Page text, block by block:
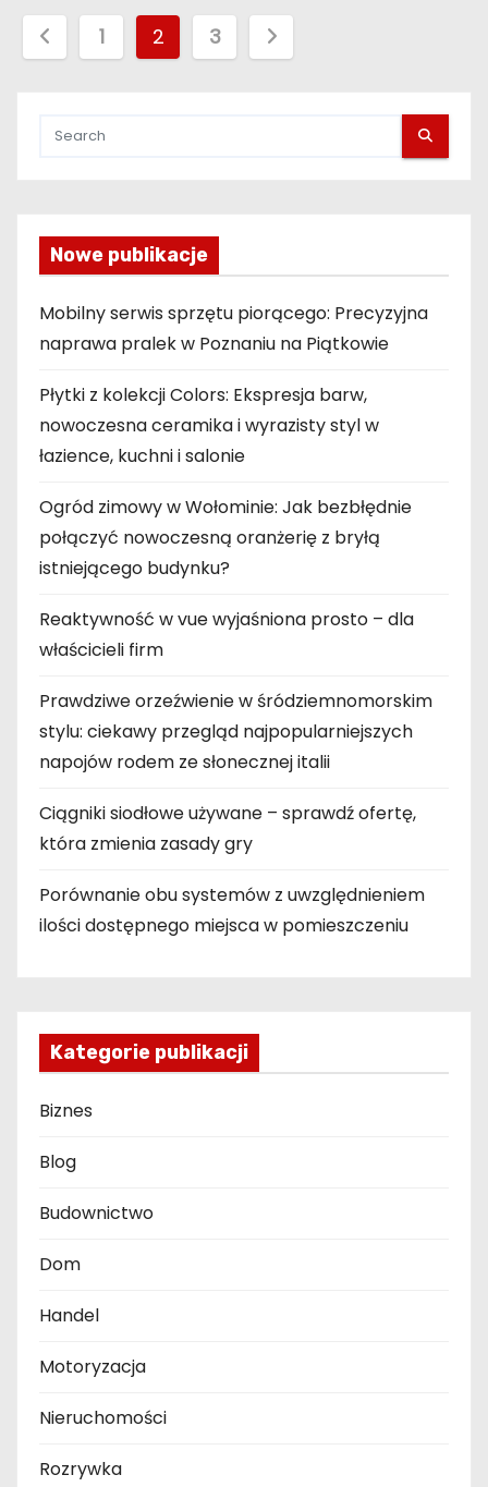
w
w
w
1 2 3
Nowe publikacje
Mobilny serwis sprzętu piorącego: Precyzyjna
naprawa pralek w Poznaniu na Piątkowie
Płytki z kolekcji Colors: Ekspresja barw,
nowoczesna ceramika i wyrazisty styl w
łazience, kuchni i salonie
Ogród zimowy w Wołominie: Jak bezbłędnie
połączyć nowoczesną oranżerię z bryłą
istniejącego budynku?
Reaktywność w vue wyjaśniona prosto – dla
właścicieli firm
Prawdziwe orzeźwienie w śródziemnomorskim
stylu: ciekawy przegląd najpopularniejszych
napojów rodem ze słonecznej italii
Ciągniki siodłowe używane – sprawdź ofertę,
która zmienia zasady gry
Porównanie obu systemów z uwzględnieniem
ilości dostępnego miejsca w pomieszczeniu
Kategorie publikacji
Biznes
Blog
Budownictwo
Dom
Handel
Motoryzacja
Nieruchomości
Rozrywka